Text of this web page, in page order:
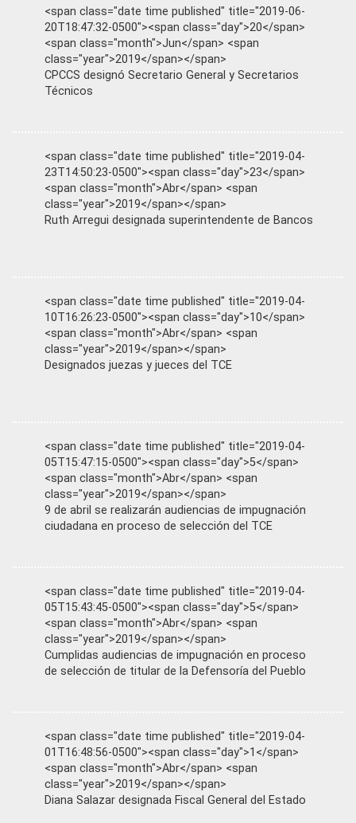
<span class="date time published" title="2019-06-
20T18:47:32-0500"><span class="day">20</span>
<span class="month">Jun</span> <span
class="year">2019</span></span>
CPCCS designó Secretario General y Secretarios
Técnicos
<span class="date time published" title="2019-04-
23T14:50:23-0500"><span class="day">23</span>
<span class="month">Abr</span> <span
class="year">2019</span></span>
Ruth Arregui designada superintendente de Bancos
<span class="date time published" title="2019-04-
10T16:26:23-0500"><span class="day">10</span>
<span class="month">Abr</span> <span
class="year">2019</span></span>
Designados juezas y jueces del TCE
<span class="date time published" title="2019-04-
05T15:47:15-0500"><span class="day">5</span>
<span class="month">Abr</span> <span
class="year">2019</span></span>
9 de abril se realizarán audiencias de impugnación
ciudadana en proceso de selección del TCE
<span class="date time published" title="2019-04-
05T15:43:45-0500"><span class="day">5</span>
<span class="month">Abr</span> <span
class="year">2019</span></span>
Cumplidas audiencias de impugnación en proceso
de selección de titular de la Defensoría del Pueblo
<span class="date time published" title="2019-04-
01T16:48:56-0500"><span class="day">1</span>
<span class="month">Abr</span> <span
class="year">2019</span></span>
Diana Salazar designada Fiscal General del Estado